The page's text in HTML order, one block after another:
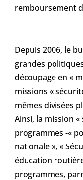
remboursement
Depuis 2006, le
grandes
découpage en «
missions «
mêmes divisées
Ainsi, la mission
programmes -«
nationale », «
éducation
programmes,